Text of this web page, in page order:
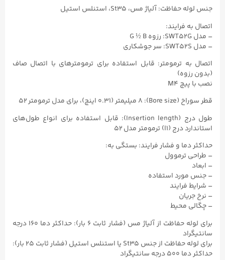
جنس لوله حفاظت: آلیاژ مس، St35، استنلس استیل
اتصال به فرایند:
– مدل SWT52G: رزوه G ½ B
– مدل SWT52S: سر جوشکاری
اتصال به ترمومتر: قابل استفاده برای ترمومترهای با اتصال صاف
(بدون رزوه)
نصب با پیچ M4
قطر سوراخ (Bore size): ۸ میلیمتر (۰.۳۱ اینچ)، برای مدل ترمومتر ۵۲
طول درج (Insertion length): قابل استفاده برای انواع طول‌های
استاندارد درج (l1) ترمومتر مدل ۵۲
حداکثر دما و فشار فرایند: بستگی به:
– طراحی ترموول
– ابعاد
– جنس مورد استفاده
– شرایط فرایند
– نرخ جریان
– چگالی محیط
برای لوله حفاظت از آلیاژ مس (فشار ثابت ۶ بار): حداکثر دما ۱۶۰ درجه
سانتیگراد
برای لوله حفاظت از جنس St35 یا استنلس استیل (فشار ثابت ۲۵ بار):
حداکثر دما ۵۰۰ درجه سانتیگراد